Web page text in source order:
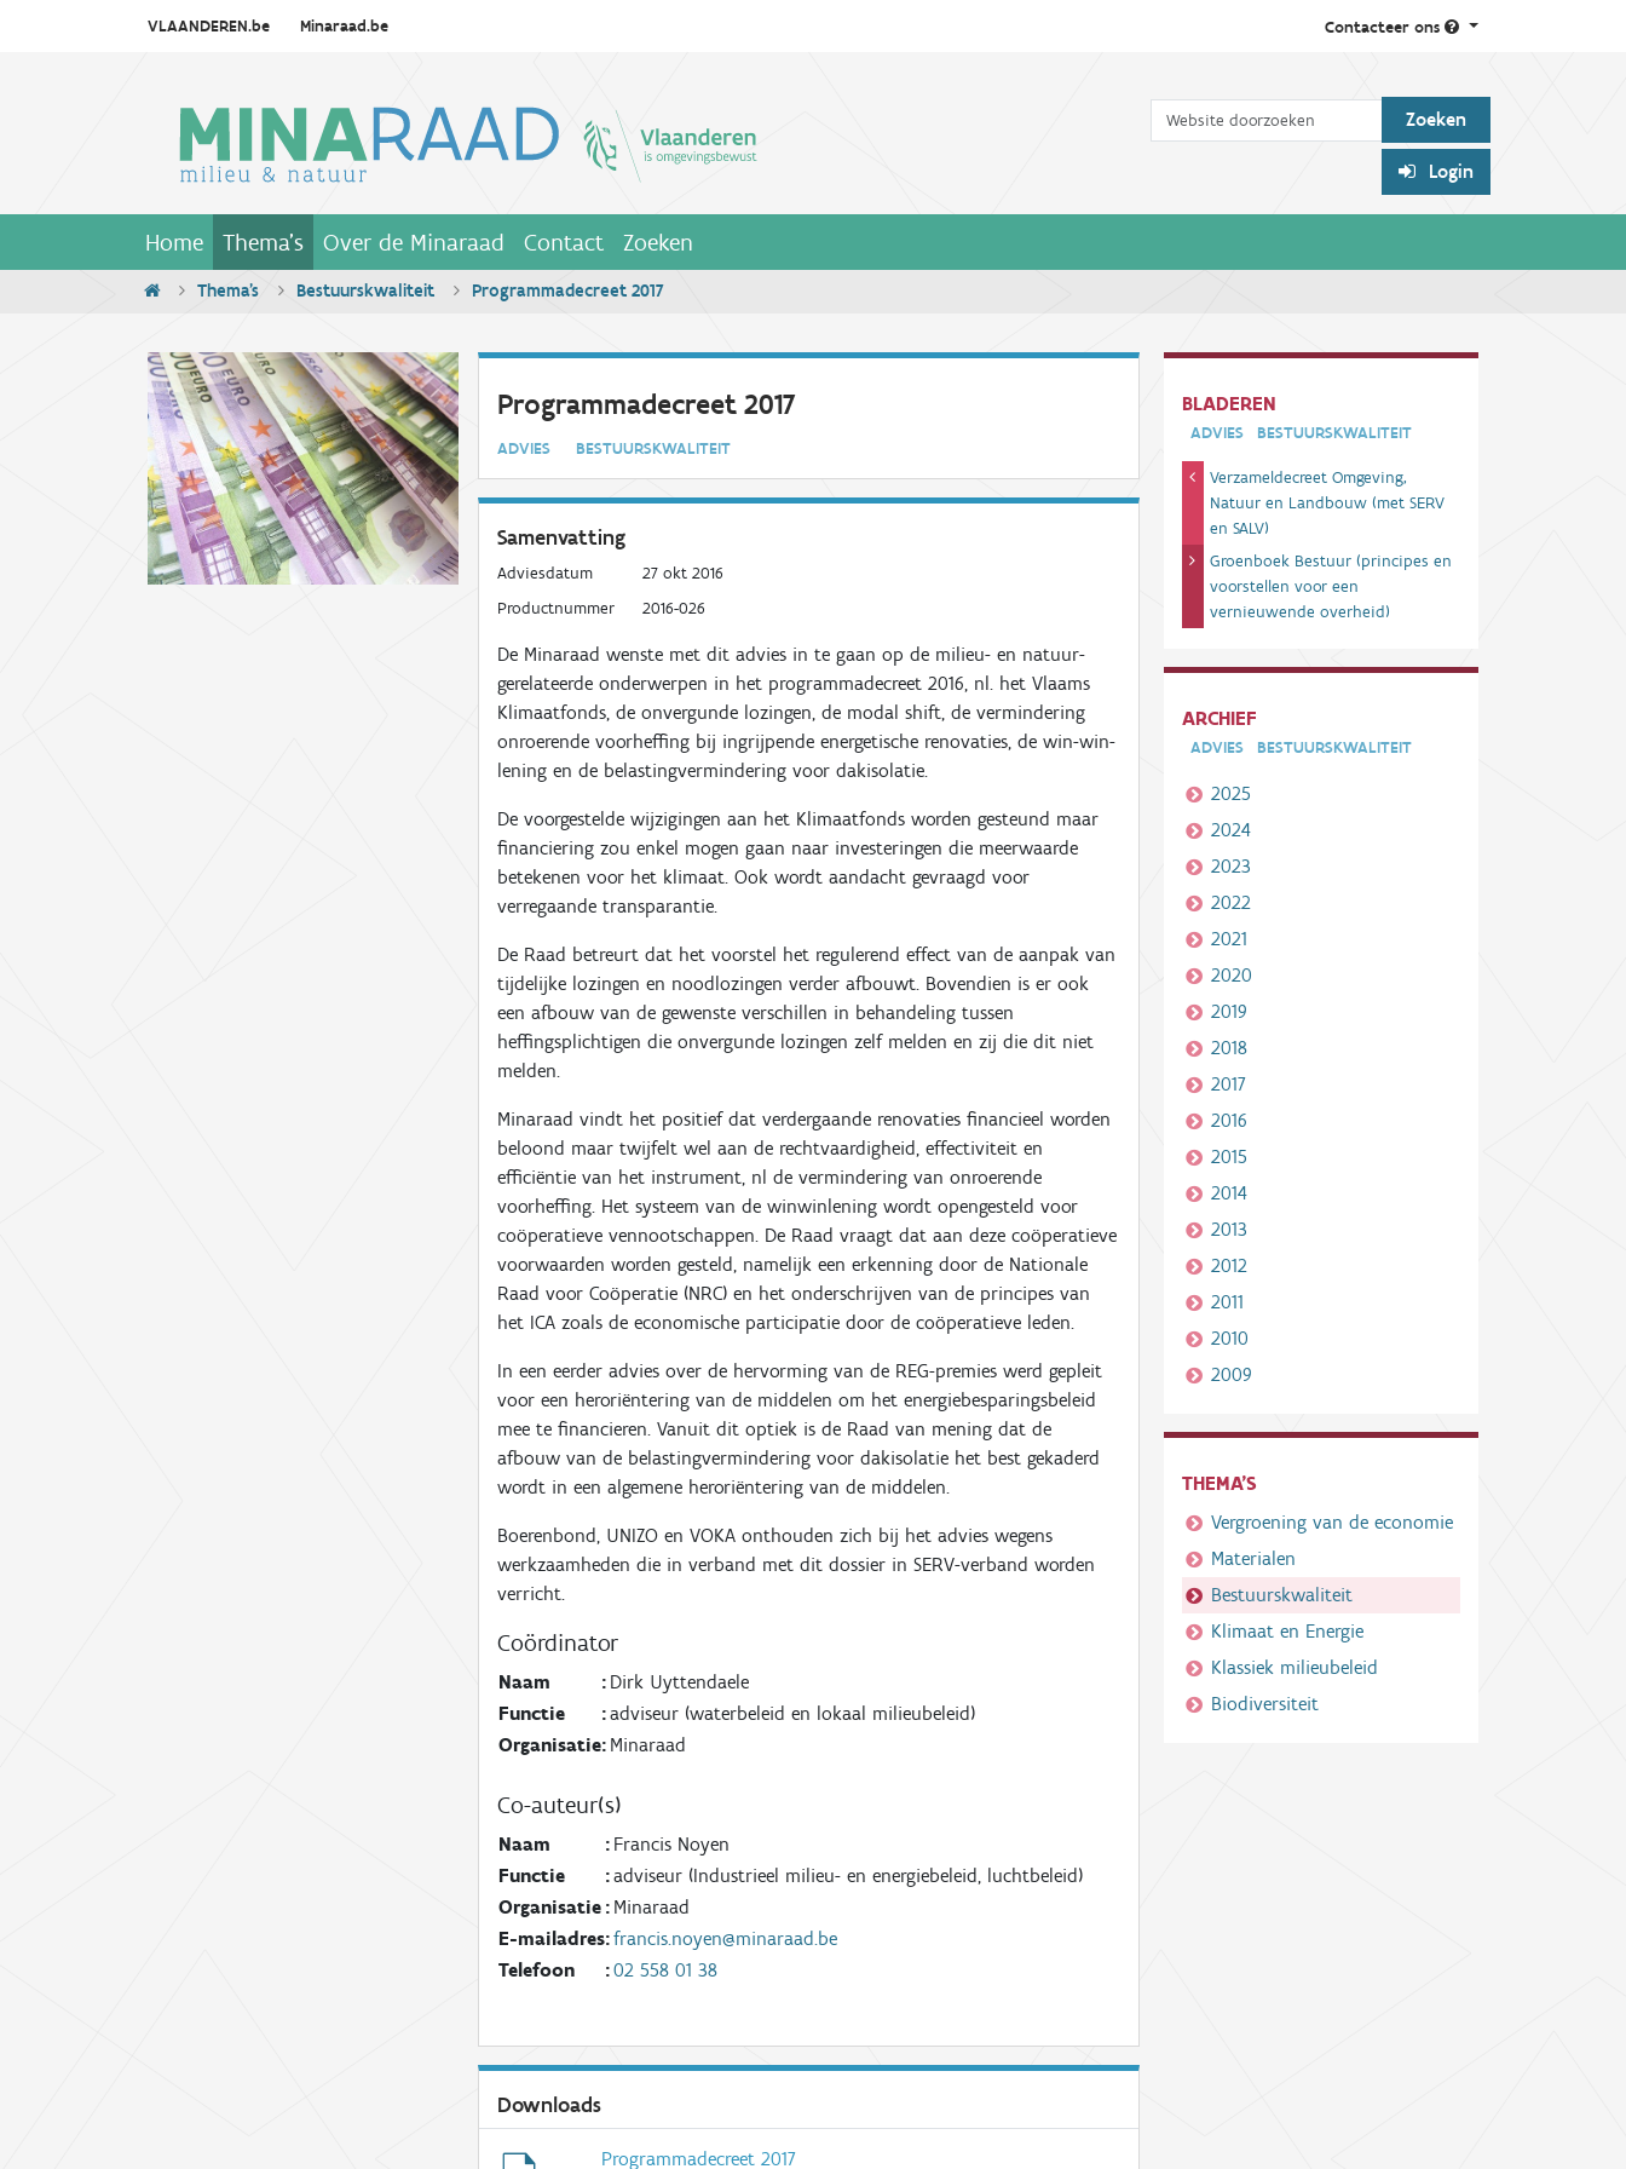
VLAANDEREN.be Minaraad.be Contacteer ons
Zoek
Login
Home Thema's Over de Minaraad Contact Zoeken
Thema's Bestuurskwaliteit Programmadecreet 2017
Programmadecreet 2017
ADVIES BESTUURSKWALITEIT
Samenvatting
Adviesdatum
27 okt 2016
Productnummer
2016-026
De Minaraad wenste met dit advies in te gaan op de milieu- en natuur-
gerelateerde onderwerpen in het programmadecreet 2016, nl. het Vlaams
Klimaatfonds, de onvergunde lozingen, de modal shift, de vermindering
onroerende voorheffing bij ingrijpende energetische renovaties, de win-win-
lening en de belastingvermindering voor dakisolatie.
De voorgestelde wijzigingen aan het Klimaatfonds worden gesteund maar
financiering zou enkel mogen gaan naar investeringen die meerwaarde
betekenen voor het klimaat. Ook wordt aandacht gevraagd voor
verregaande transparantie.
De Raad betreurt dat het voorstel het regulerend effect van de aanpak van
tijdelijke lozingen en noodlozingen verder afbouwt. Bovendien is er ook
een afbouw van de gewenste verschillen in behandeling tussen
heffingsplichtigen die onvergunde lozingen zelf melden en zij die dit niet
melden.
Minaraad vindt het positief dat verdergaande renovaties financieel worden
beloond maar twijfelt wel aan de rechtvaardigheid, effectiviteit en
efficiëntie van het instrument, nl de vermindering van onroerende
voorheffing. Het systeem van de winwinlening wordt opengesteld voor
coöperatieve vennootschappen. De Raad vraagt dat aan deze coöperatieve
voorwaarden worden gesteld, namelijk een erkenning door de Nationale
Raad voor Coöperatie (NRC) en het onderschrijven van de principes van
het ICA zoals de economische participatie door de coöperatieve leden.
In een eerder advies over de hervorming van de REG-premies werd gepleit
voor een heroriëntering van de middelen om het energiebesparingsbeleid
mee te financieren. Vanuit dit optiek is de Raad van mening dat de
afbouw van de belastingvermindering voor dakisolatie het best gekaderd
wordt in een algemene heroriëntering van de middelen.
Boerenbond, UNIZO en VOKA onthouden zich bij het advies wegens
werkzaamheden die in verband met dit dossier in SERV-verband worden
verricht.
Coördinator
:
Naam
Dirk Uyttendaele
:
Functie
adviseur (waterbeleid en lokaal milieubeleid)
:
Organisatie Minaraad
Co-auteur(s)
:
Naam
Francis Noyen
:
Functie
adviseur (Industrieel milieu- en energiebeleid, luchtbeleid)
:
Organisatie Minaraad
:
E-mailadres francis.noyen@minaraad.be
:
Telefoon 02 558 01 38
Downloads
Programmadecreet 2017
BLADEREN
ADVIES BESTUURSKWALITEIT
Verzameldecreet Omgeving,
Natuur en Landbouw (met SERV
en SALV)
Groenboek Bestuur (principes en
voorstellen voor een
vernieuwende overheid)
ARCHIEF
ADVIES BESTUURSKWALITEIT
2025
2024
2023
2022
2021
2020
2019
2018
2017
2016
2015
2014
2013
2012
2011
2010
2009
THEMA'S
Vergroening van de economie
Materialen
Bestuurskwaliteit
Klimaat en Energie
Klassiek milieubeleid
Biodiversiteit